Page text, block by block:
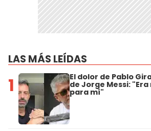
LAS MÁS LEÍDAS
1 El dolor de Pablo
de Jorge Messi:
para mí"